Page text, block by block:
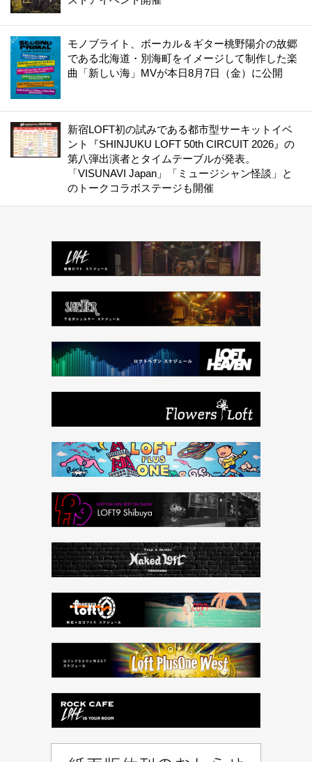
モノブライト、ボーカル＆ギター桃野陽介の故郷
である北海道・別海町をイメージして制作した楽
曲「新しい海」MVが本日8月7日（金）に公開
新宿LOFT初の試みである都市型サーキットイベ
ント『SHINJUKU LOFT 50th CIRCUIT 2026』の
第八弾出演者とタイムテーブルが発表。
「VISUNAVI Japan」「ミュージシャン怪談」と
のトークコラボステージも開催